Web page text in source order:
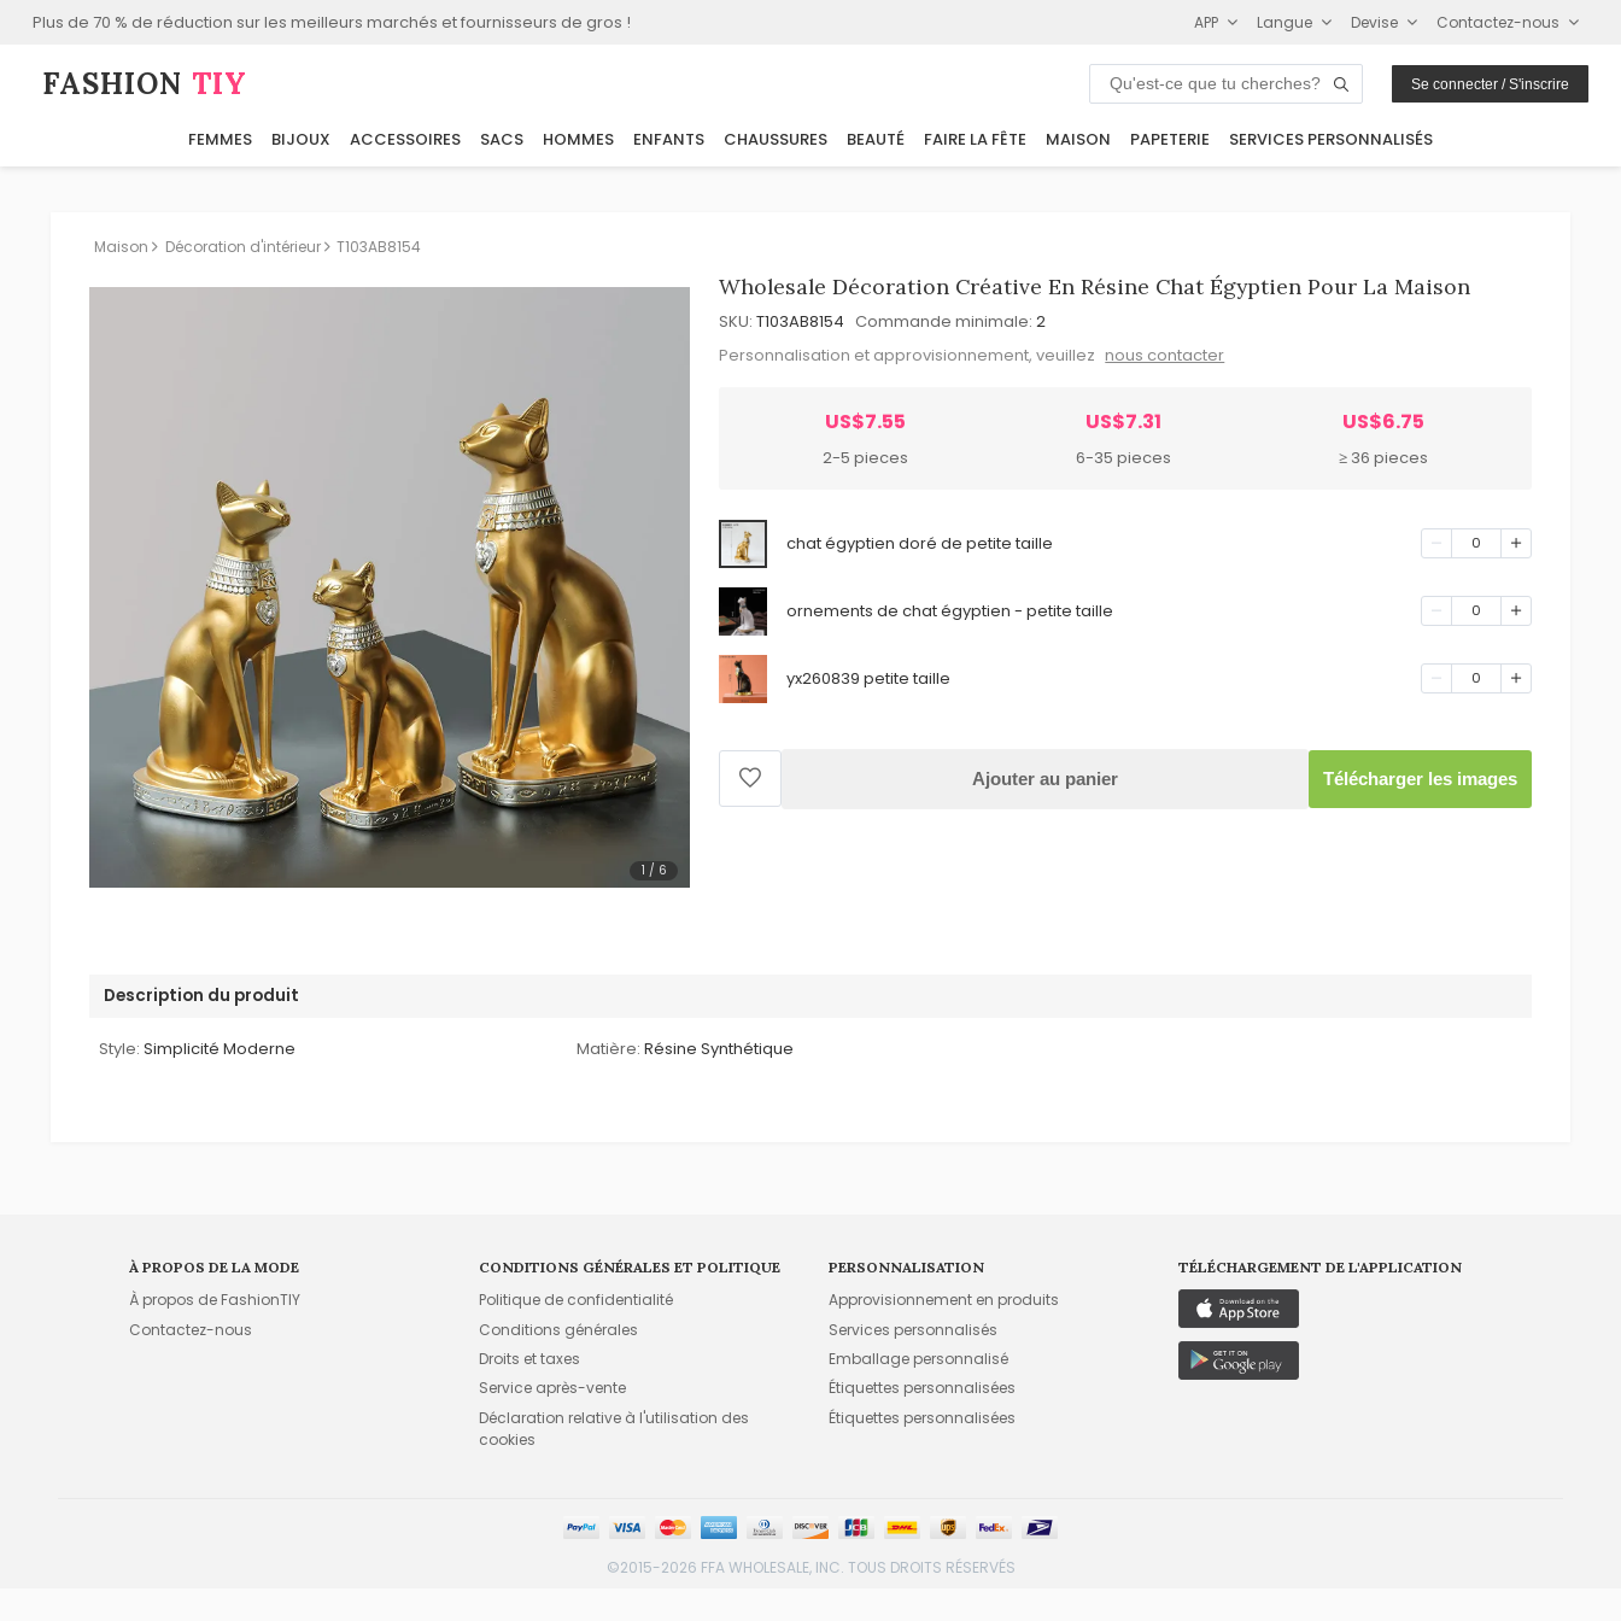
Plus de 70 % de réduction sur les meilleurs marchés et fournisseurs de gros ! APP Langue Devise Contactez-nous
FASHION⁠ TIY Se connecter / S'inscrire
FEMMES BIJOUX ACCESSOIRES SACS HOMMES ENFANTS CHAUSSURES BEAUTÉ FAIRE LA FÊTE MAISON PAPETERIE SERVICES PERSONNALISÉS
Maison Décoration d'intérieur T103AB8154
1 / 6
Wholesale Décoration Créative En Résine Chat Égyptien Pour La Maison
SKU: T103AB8154 Commande minimale: 2
Personnalisation et approvisionnement, veuillez nous contacter
US$7.55
2-5 pieces
US$7.31
6-35 pieces
US$6.75
≥ 36 pieces
chat égyptien doré de petite taille 0
ornements de chat égyptien - petite taille 0
yx260839 petite taille 0
Ajouter au panier Télécharger les images
Description du produit
Style: Simplicité Moderne Matière: Résine Synthétique
À PROPOS DE LA MODE
À propos de FashionTIY
Contactez-nous
CONDITIONS GÉNÉRALES ET POLITIQUE
Politique de confidentialité
Conditions générales
Droits et taxes
Service après-vente
Déclaration relative à l'utilisation des
cookies
PERSONNALISATION
Approvisionnement en produits
Services personnalisés
Emballage personnalisé
Étiquettes personnalisées
Étiquettes personnalisées
TÉLÉCHARGEMENT DE L'APPLICATION
©2015-2026 FFA WHOLESALE, INC. TOUS DROITS RÉSERVÉS